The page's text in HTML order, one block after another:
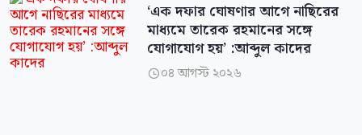
‘এক দফার ঘোষণার আগে নাছিরের
মাধ্যমে তারেক রহমানের সঙ্গে
যোগাযোগ হয়’ :আব্দুল কাদের
০৪ আগস্ট ২০২৬